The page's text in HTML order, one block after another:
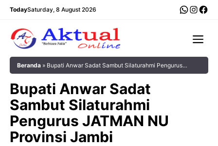
Langsung
TodaySaturday, 8 August 2026
Beranda » Bupati Anwar Sadat Sambut Silaturahmi Pengurus
Bupati Anwar Sadat
Sambut Silaturahmi
Pengurus JATMAN NU
Provinsi Jambi